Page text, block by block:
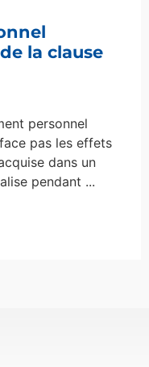
la clause
personnel
pas les effets
dans un
pendant ...